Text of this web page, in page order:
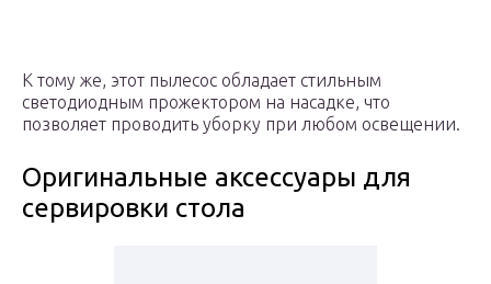
К тому же, этот пылесос обладает стильным
светодиодным прожектором на насадке, что
позволяет проводить уборку при любом освещении.
Оригинальные аксессуары для
сервировки стола